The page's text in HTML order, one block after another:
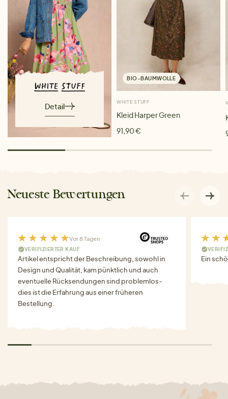
Detail
BIO-BAUMWOLLE
WHITE STUFF
Kleid Harper Green
91,90 €
Neueste Bewertungen
Vor 8 Tagen
VERIFIZIERTER KAUF
Artikel entspricht der Beschreibung, sowohl in
Design und Qualität, kam pünktlich und auch
eventuelle Rücksendungen sind problemlos-
dies ist die Erfahrung aus einer früheren
Bestellung.
Ein